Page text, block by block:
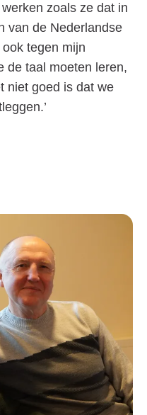
zoals ze dat in
van de Nederlandse
ook tegen mijn
de taal moeten leren,
niet goed is dat we